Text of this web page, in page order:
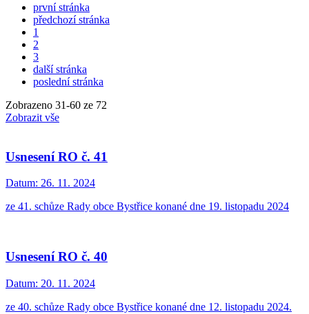
první stránka
předchozí stránka
1
2
3
další stránka
poslední stránka
Zobrazeno 31-60 ze 72
Zobrazit vše
Usnesení RO č. 41
Datum: 26. 11. 2024
ze 41. schůze Rady obce Bystřice konané dne 19. listopadu 2024
Usnesení RO č. 40
Datum: 20. 11. 2024
ze 40. schůze Rady obce Bystřice konané dne 12. listopadu 2024.